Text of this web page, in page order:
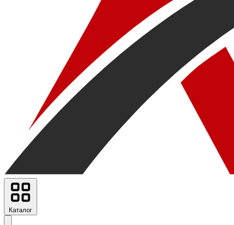
Каталог